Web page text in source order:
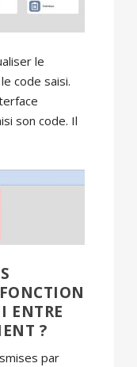
le
code saisi.
son code. Il
ENTRE
?
par